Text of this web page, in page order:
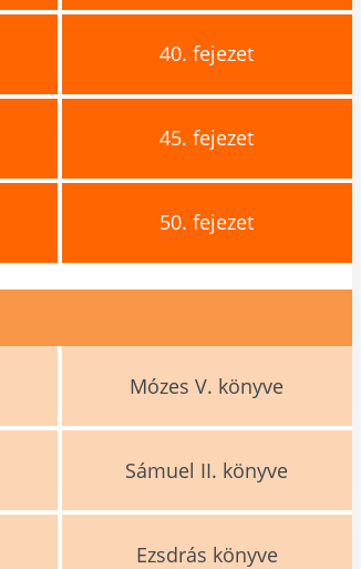
40. fejezet
45. fejezet
50. fejezet
Mózes V. könyve
Sámuel II. könyve
Ezsdrás könyve